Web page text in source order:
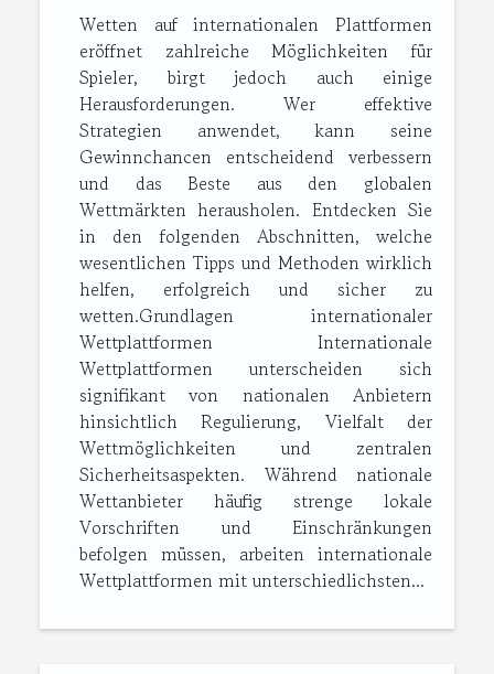
Wetten auf internationalen Plattformen
eröffnet zahlreiche Möglichkeiten für
Spieler, birgt jedoch auch einige
Herausforderungen. Wer effektive
Strategien anwendet, kann seine
Gewinnchancen entscheidend verbessern
und das Beste aus den globalen
Wettmärkten herausholen. Entdecken Sie
in den folgenden Abschnitten, welche
wesentlichen Tipps und Methoden wirklich
helfen, erfolgreich und sicher zu
wetten.Grundlagen internationaler
Wettplattformen Internationale
Wettplattformen unterscheiden sich
signifikant von nationalen Anbietern
hinsichtlich Regulierung, Vielfalt der
Wettmöglichkeiten und zentralen
Sicherheitsaspekten. Während nationale
Wettanbieter häufig strenge lokale
Vorschriften und Einschränkungen
befolgen müssen, arbeiten internationale
Wettplattformen mit unterschiedlichsten...